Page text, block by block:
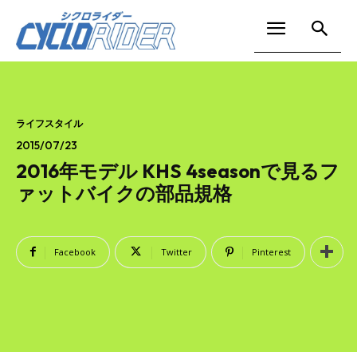
ライフスタイル
2015/07/23
2016年モデル KHS 4seasonで見るフ
ァットバイクの部品規格
Facebook Twitter Pinterest